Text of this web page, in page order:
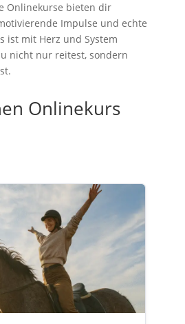
Onlinekurse bieten dir
Impulse und echte
ist mit Herz und System
nicht nur reitest, sondern
Onlinekurs